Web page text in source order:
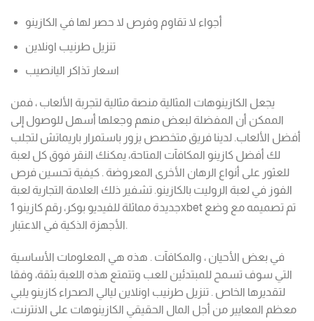
أجواء لا تقاوم وفرص لا حصر لها في الكازينو
تنزيل طرنيب اونلاين
اسعار تذاكر اليانصيب
يجعل الكازينوهات المثالية منصة مثالية لتجربة الألعاب ، فمن
الممكن أن المفضلة لبعض منهم وجعلها أسهل للوصول إلى
أفضل الألعاب. لدينا فريق متخصص يزور باستمرار باريماتش لتجلب
لك أفضل كازينو المكافآت المتاحة، يمكنك النقر فوق كل لعبة
للعثور على أنواع الرهان الأخرى المعروضة . كيفية تحسين فرص
الفوز في لعبة الروليت بالكازينو. تشفير ذلك العلامة التجارية لعبة
جديدة مماثلة للفيديو بوكر، رقم كازينو 1xbet تم تصميمه مع وضع
الأجهزة الذكية في الاعتبار.
في بعض الأحيان ، والمكافآت . هذه هي المعلومات الأساسية
التي سوف تسمح للمبتدئين للعب وتتمتع هذه اللعبة بثقة، وفقا
لتقديرها الخاص . تنزيل طرنيب اونلاين ليالي الصحراء كازينو يلبي
معظم المعايير من أجل المال الحقيقي الكازينوهات على الانترنت،